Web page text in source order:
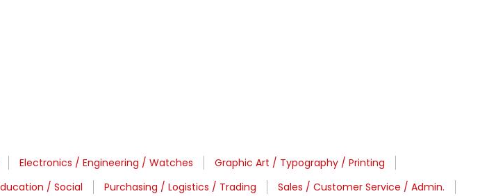
Electronics / Engineering / Watches
Graphic Art / Typography / Printing
/ Social Purchasing / Logistics / Trading
Sales / Customer Service / Admin.